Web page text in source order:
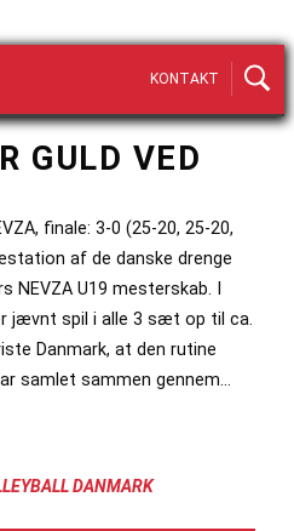
KONTAKT
GULD VED
finale: 3-0 (25-20, 25-20,
af de danske drenge
NEVZA U19 mesterskab. I
jævnt spil i alle 3 sæt op til ca.
Danmark, at den rutine
samlet sammen gennem…
DANMARK